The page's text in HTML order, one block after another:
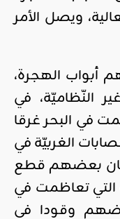
ويصل الأمر
أبواب الهجرة،
النّظاميّة، في
في البحر غرقا
الغربيّة في
كان بعضهم قطع
التي تعاظمت في
وقودا في